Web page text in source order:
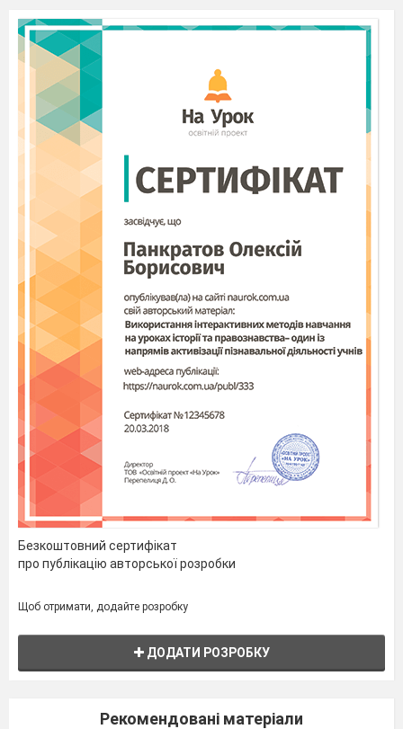
Безкоштовний сертифікат
про публікацію авторської розробки
Щоб отримати, додайте розробку
ДОДАТИ РОЗРОБКУ
Рекомендовані матеріали